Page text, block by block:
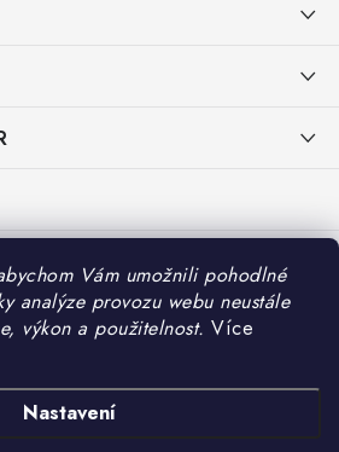
Vám umožnili pohodlné
analýze provozu webu neustále
výkon a použitelnost. Více
Nastavení
údajů